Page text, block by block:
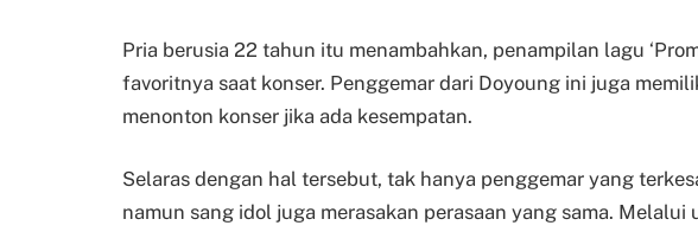
Pria berusia 22 tahun itu menambahkan, penampilan lagu
favoritnya saat konser. Penggemar dari Doyoung ini juga
menonton konser jika ada kesempatan.
Selaras dengan hal tersebut, tak hanya penggemar yang
namun sang idol juga merasakan perasaan yang sama. Melalui